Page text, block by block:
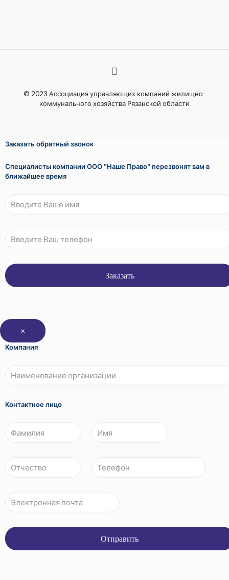
© 2023 Ассоциация управляющих компаний жилищно-
коммунального хозяйства Рязанской области
Заказать обратный звонок
Специалисты компании ООО "Наше Право" перезвонят вам в
ближайшее время
×
Компания
Контактное лицо